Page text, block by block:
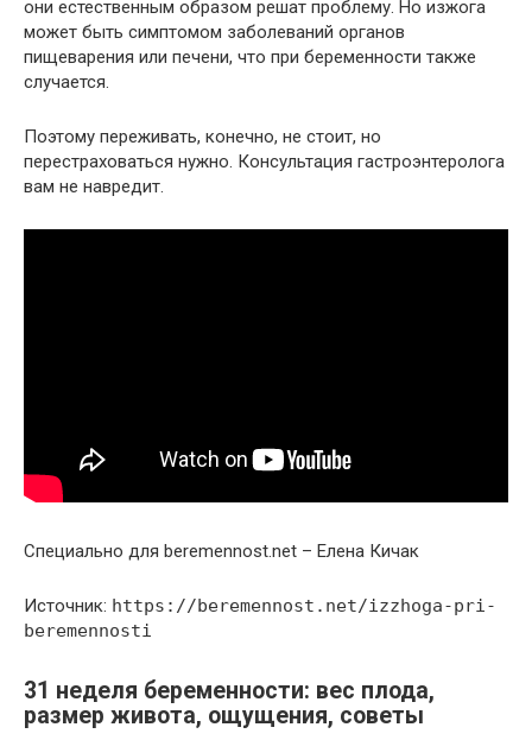
они естественным образом решат проблему. Но изжога
может быть симптомом заболеваний органов
пищеварения или печени, что при беременности также
случается.
Поэтому переживать, конечно, не стоит, но
перестраховаться нужно. Консультация гастроэнтеролога
вам не навредит.
Специально для beremennost.net – Елена Кичак
Источник: https://beremennost.net/izzhoga-pri-
beremennosti
31 неделя беременности: вес плода,
размер живота, ощущения, советы